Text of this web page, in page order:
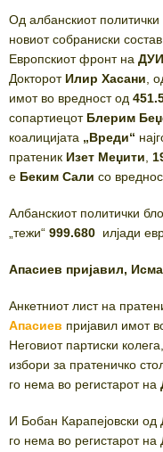
Од албанскиот
новиот собраниски
Европскиот фронт на ДУИ
Докторот Илир Хасани ,
имот во вредност од
сопартиецот Блерим
коалицијата „Вреди“
пратеник Изет Меџити
е Беким Сали со
Албанскиот политички
„тежи“ 999.680 илјади
Апасиев пријавил,
Анкетниот лист на
Апасиев пријавил имот
Неговиот партиски колега,
избори за пратеничко
го нема во регистарот на
И Бобан Карапејовски
го нема во регистарот на